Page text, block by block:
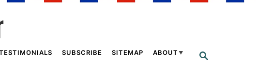
S
SUBSCRIBE SITEMAP ABOUT